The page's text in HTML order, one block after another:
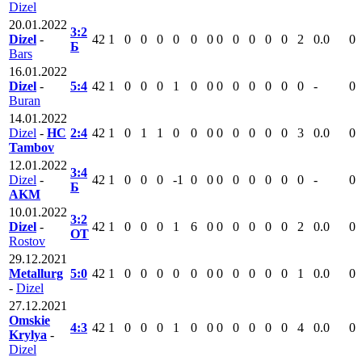
Dizel
20.01.2022
Dizel -
Bars
3:2
Б
42 1 0 0 0 0 0 0 0 0 0 0 0 2 0.0 0
16.01.2022
Dizel -
Buran
5:4 42 1 0 0 0 1 0 0 0 0 0 0 0 0 - 0
14.01.2022
Dizel - HC
Tambov
2:4 42 1 0 1 1 0 0 0 0 0 0 0 0 3 0.0 0
12.01.2022
Dizel -
AKM
3:4
Б
42 1 0 0 0 -1 0 0 0 0 0 0 0 0 - 0
10.01.2022
Dizel -
Rostov
3:2
ОТ
42 1 0 0 0 1 6 0 0 0 0 0 0 2 0.0 0
29.12.2021
Metallurg
- Dizel
5:0 42 1 0 0 0 0 0 0 0 0 0 0 0 1 0.0 0
27.12.2021
Omskie
Krylya -
Dizel
4:3 42 1 0 0 0 1 0 0 0 0 0 0 0 4 0.0 0